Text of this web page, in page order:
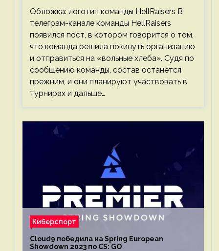
Обложка: логотип команды HellRaisers В
телеграм-канале команды HellRaisers
появился пост, в котором говорится о том,
что команда решила покинуть организацию
и отправиться на «вольные хлеба». Судя по
сообщению команды, состав останется
прежним, и они планируют участвовать в
турнирах и дальше…
Киберспорт
Cloud9 победила на Spring European
Showdown 2023 по CS: GO